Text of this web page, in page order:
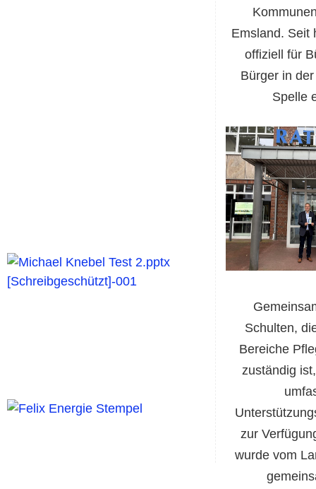
Emsland. Seit
offiziell für
Bürger in
Spelle
Schulten,
Bereiche
zuständig
zur
wurde vom